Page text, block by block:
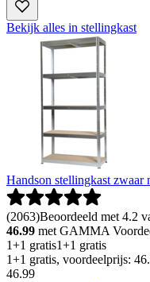
Bekijk alles in stellingkast
Handson stellingkast zwaar
(2063)Beoordeeld met 4.2
46.99 met GAMMA
1+1 gratis1+1 gratis
1+1 gratis, voordeelprijs:
46.99